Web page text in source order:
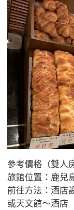
參考價格（雙人
旅館位置：鹿兒
前往方法：酒店
或天文館～酒店